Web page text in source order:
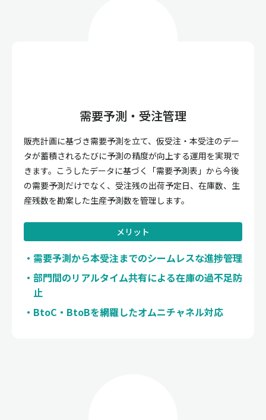
需要予測・受注管理
販売計画に基づき需要予測を立て、仮受注・本受注のデー
タが蓄積されるたびに予測の精度が向上する運用を実現で
きます。こうしたデータに基づく「需要予測表」から今後
の需要予測だけでなく、受注残の出荷予定日、在庫数、生
産残数を勘案した生産予測数を管理します。
メリット
需要予測から本受注までのシームレスな進捗管理
部門間のリアルタイム共有による在庫の過不足防
止
BtoC・BtoBを網羅したオムニチャネル対応